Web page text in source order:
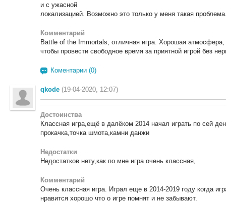
и с ужасной
локализацией. Возможно это только у меня такая
Комментарий
Battle of the Immortals, отличная игра. Хорошая
чтобы провести свободное время за приятной игрой без
Коментарии (0)
qkode (19-04-2020, 12:07)
Достоинства
Классная игра,ещё в далёком 2014 начал играть по сей
прокачка,точка шмота,камни данжи
Недостатки
Недостатков нету,как по мне игра очень классная,
Комментарий
Очень классная игра. Играл еще в 2014-2019 году когда
нравится хорошо что о игре помнят и не забывают.